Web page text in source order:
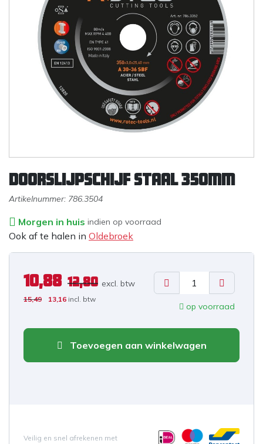
Doorslijpschijf staal 350mm
Artikelnummer: 786.3504
Morgen in huis indien op voorraad
Ook af te halen in Oldebroek
10,88 12,80 excl. btw
15,49 13,16 incl. btw
op voorraad
Toevoegen aan winkelwagen
Veilig en snel afrekenen met